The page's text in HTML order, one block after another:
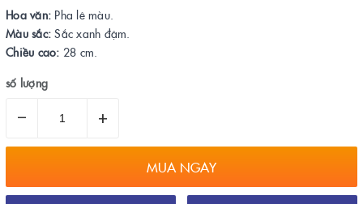
Hoa văn: Pha lê màu.
Màu sắc: Sắc xanh đậm.
Chiều cao: 28 cm.
số lượng
– +
MUA NGAY